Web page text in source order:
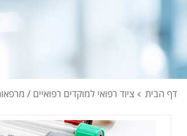
דף הבית ציוד רפואי למוקדים רפואיים /